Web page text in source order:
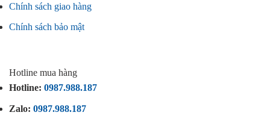
Chính sách giao hàng
Chính sách bảo mật
Hotline mua hàng
Hotline: 0987.988.187
Zalo: 0987.988.187